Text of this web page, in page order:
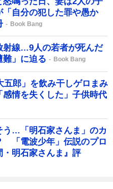
自分の犯した罪や愚か
Book Bang
射線…9人の若者が死んだ
難」に迫る
Book Bang
五郎」を飲み干しゲロまみ
情を失くした」子供時代
う…「明石家さんま」のカ
「電波少年」伝説のプロ
明石家さんま』評